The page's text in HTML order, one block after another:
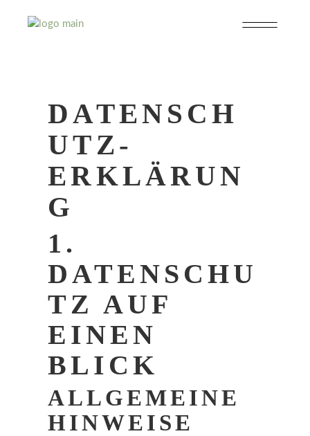
DATENSCH
UTZ­
ERKLÄRUN
G
1.
DATENSCHU
TZ AUF
EINEN
BLICK
ALLGEMEINE
HINWEISE